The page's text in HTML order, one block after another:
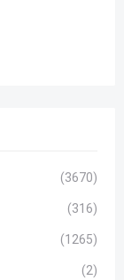
(3670)
(316)
(1265)
(2)